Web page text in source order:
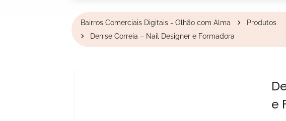
Bairros Comerciais Digitais - Olhão com Alma
Produtos
Denise Correia – Nail Designer e Formadora
e